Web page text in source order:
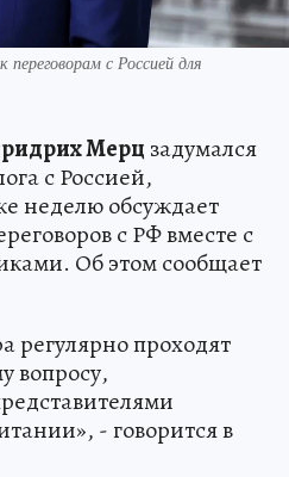
с Россией для
Мерц задумался
с Россией,
неделю обсуждает
с РФ вместе с
Об этом сообщает
регулярно проходят
вопросу,
- говорится в